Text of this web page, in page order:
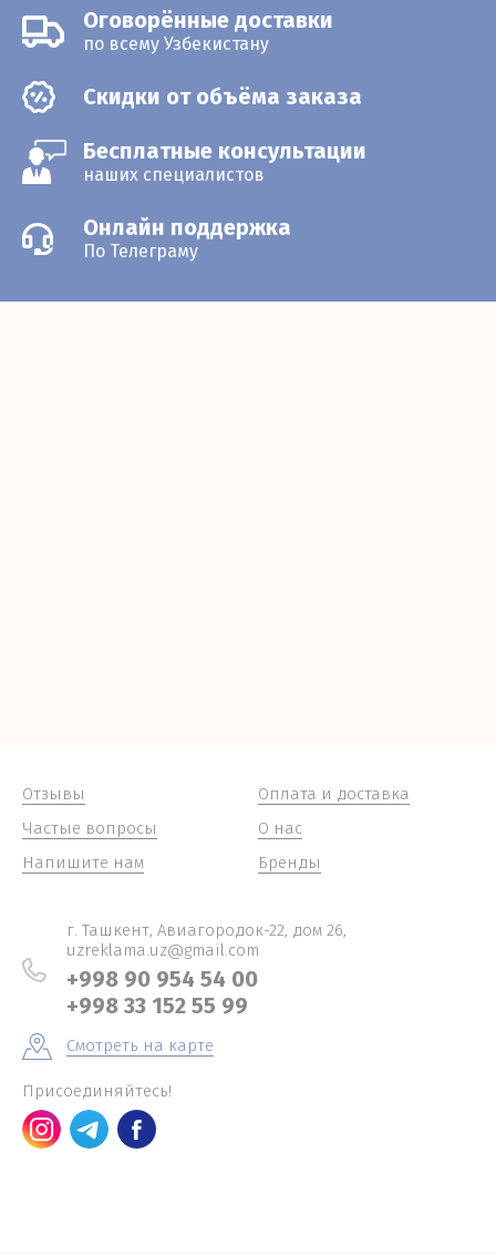
Оговорённые доставки
по всему Узбекистану
Скидки от объёма заказа
Бесплатные консультации
наших специалистов
Онлайн поддержка
По Телеграму
Отзывы
Частые вопросы
Напишите нам
Оплата и доставка
О нас
Бренды
г. Ташкент, Авиагородок-22, дом 26,
uzreklama.uz@gmail.com
+998 90 954 54 00
+998 33 152 55 99
Смотреть на карте
Присоединяйтесь!